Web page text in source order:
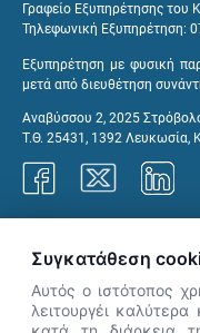
Γραφείο Εξυπηρέτησης του
Τηλεφωνική Εξυπηρέτηση:
Εξυπηρέτηση με φυσική
μετά από διευθέτηση
Αναβύσσου 2, 2025
Τ.Θ. 25431, 1392 Λευκωσία,
Συγκατάθεση
Αυτός ο ιστότοπος
λειτουργέι